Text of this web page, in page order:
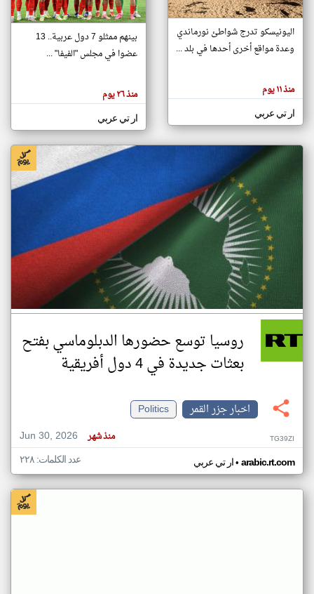
تغيير الدولة
اخبار جزر القمر على مدار الساعة
أهم اخبار جزر القمر العاجلة والمباشرة
هنا عن
وجهة
كاتبيها.
اليونيسكو تدرج شواطئ نورماندي
وعدة مواقع أخرى أحدها في بلد ...
منذ ١١ يوم
ار تي عربي
بينهم ممثلو 7 دول عربية.. 13
عضوا في مجلس "الفيفا" ...
منذ ٢٦ يوم
ار تي عربي
روسيا توسع حضورها الدبلوماسي بفتح
بعثات جديدة في 4 دول أفريقية
اخبار جزر القمر
Politics
Jun 30, 2026
منذ شهر TG39ZI
ار تي عربي• arabic.rt.com عدد الكلمات: ٢٢٨
klyoum.com